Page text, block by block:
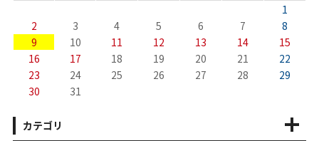
1
2
3 4 5 6 7
8
9
10 11 12 13 14
15
16
17 18 19 20 21
22
23
24 25 26 27 28
29
30
31
カテゴリ